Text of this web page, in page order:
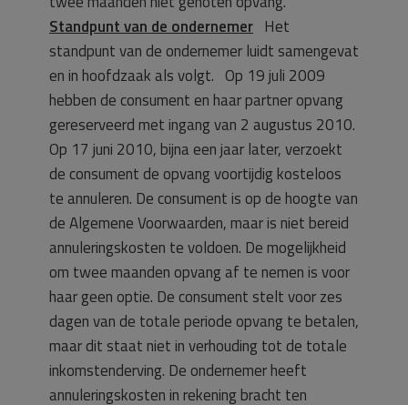
Standpunt van de ondernemer Het
standpunt van de ondernemer luidt samengevat
en in hoofdzaak als volgt. Op 19 juli 2009
hebben de consument en haar partner opvang
gereserveerd met ingang van 2 augustus 2010.
Op 17 juni 2010, bijna een jaar later, verzoekt
de consument de opvang voortijdig kosteloos
te annuleren. De consument is op de hoogte van
de Algemene Voorwaarden, maar is niet bereid
annuleringskosten te voldoen. De mogelijkheid
om twee maanden opvang af te nemen is voor
haar geen optie. De consument stelt voor zes
dagen van de totale periode opvang te betalen,
maar dit staat niet in verhouding tot de totale
inkomstenderving. De ondernemer heeft
annuleringskosten in rekening bracht ten